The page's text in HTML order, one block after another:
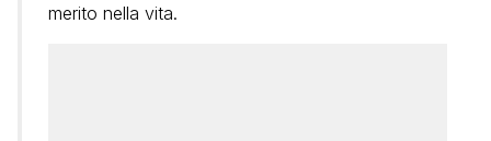
merito nella vita.